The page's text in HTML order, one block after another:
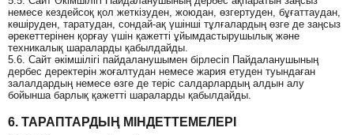
немесе кездейсоқ қол жеткізуден, жоюдан, өзгертуден, бұғаттаудан,
көшіруден, таратудан, сондай-ақ үшінші тұлғалардың өзге де заңсыз
әрекеттерінен қорғау үшін қажетті ұйымдастырушылық және
техникалық шараларды қабылдайды.
5.6. Сайт әкімшілігі пайдаланушымен бірлесіп Пайдаланушының
дербес деректерін жоғалтудан немесе жария етуден туындаған
залалдардың немесе өзге де теріс салдарлардың алдын алу
бойынша барлық қажетті шараларды қабылдайды.
6. ТАРАПТАРДЫҢ МІНДЕТТЕМЕЛЕРІ